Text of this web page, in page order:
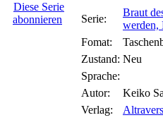
Diese Serie
abonnieren
Serie:
Braut
werden,
Fomat:
Zustand: Neu
Sprache:
Autor:
Keiko
Verlag: